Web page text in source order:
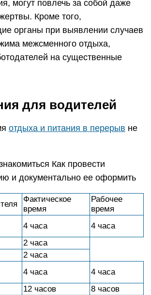
могут повлечь за собой даже
Кроме того,
органы при выявлении случаев
межсменного отдыха,
на существенные
для водителей
отдыха и питания в перерыв не
Как провести
и документально ее оформить
Фактическое
время
Рабочее
время
4 часа
4 часа
2 часа
2 часа
4 часа
4 часа
12 часов 8 часов